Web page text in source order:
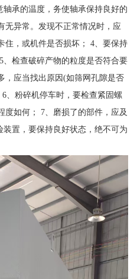
承的温度，务使轴承保持良好的
无异常。发现不正常情况时，应
住，或机件是否损坏； 4、要保持
检查破碎产物的粒度是否符合要
，应当找出原因(如筛网孔隙是否
、粉碎机停车时，要检查紧固螺
度如何； 7、磨损了的部件，应及
置，要保持良好状态，绝不可为